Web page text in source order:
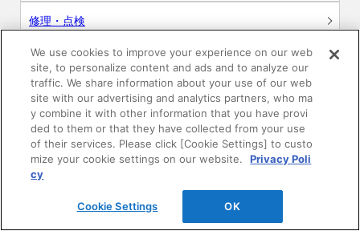
修理・点検
お問い合わせ
ログイン
建築・設計関係者様向けサイト
ユーザー登録サービス
WEB見積システム
We use cookies to improve your experience on our web
site, to personalize content and ads and to analyze our
traffic. We share information about your use of our web
site with our advertising and analytics partners, who ma
y combine it with other information that you have provi
ded to them or that they have collected from your use
of their services. Please click [Cookie Settings] to custo
mize your cookie settings on our website.
Privacy Poli
cy
Cookie Settings OK